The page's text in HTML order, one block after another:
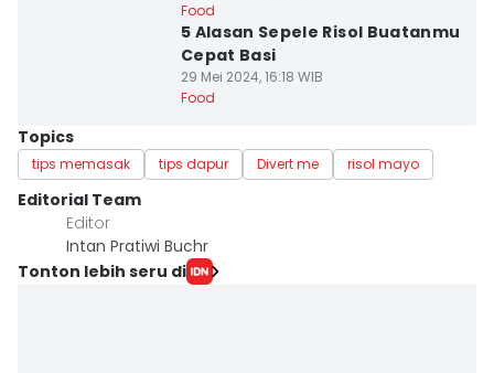
Food
5 Alasan Sepele Risol Buatanmu
Cepat Basi
29 Mei 2024, 16:18 WIB
Food
Topics
tips memasak tips dapur Divert me risol mayo
Editorial Team
Editor
Intan Pratiwi Buchr
Tonton lebih seru di